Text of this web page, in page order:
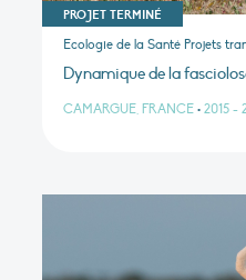
PROJET TERMINÉ
Ecologie de la Santé Projets
Dynamique de la
CAMARGUE, FRANCE • 2015 -